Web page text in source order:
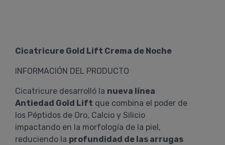
Cicatricure Gold Lift Crema de Noche
INFORMACIÓN DEL PRODUCTO
Cicatricure desarrolló la nueva línea
Antiedad Gold Lift que combina el poder de
los Péptidos de Oro, Calcio y Silicio
impactando en la morfología de la piel,
reduciendo la profundidad de las arrugas